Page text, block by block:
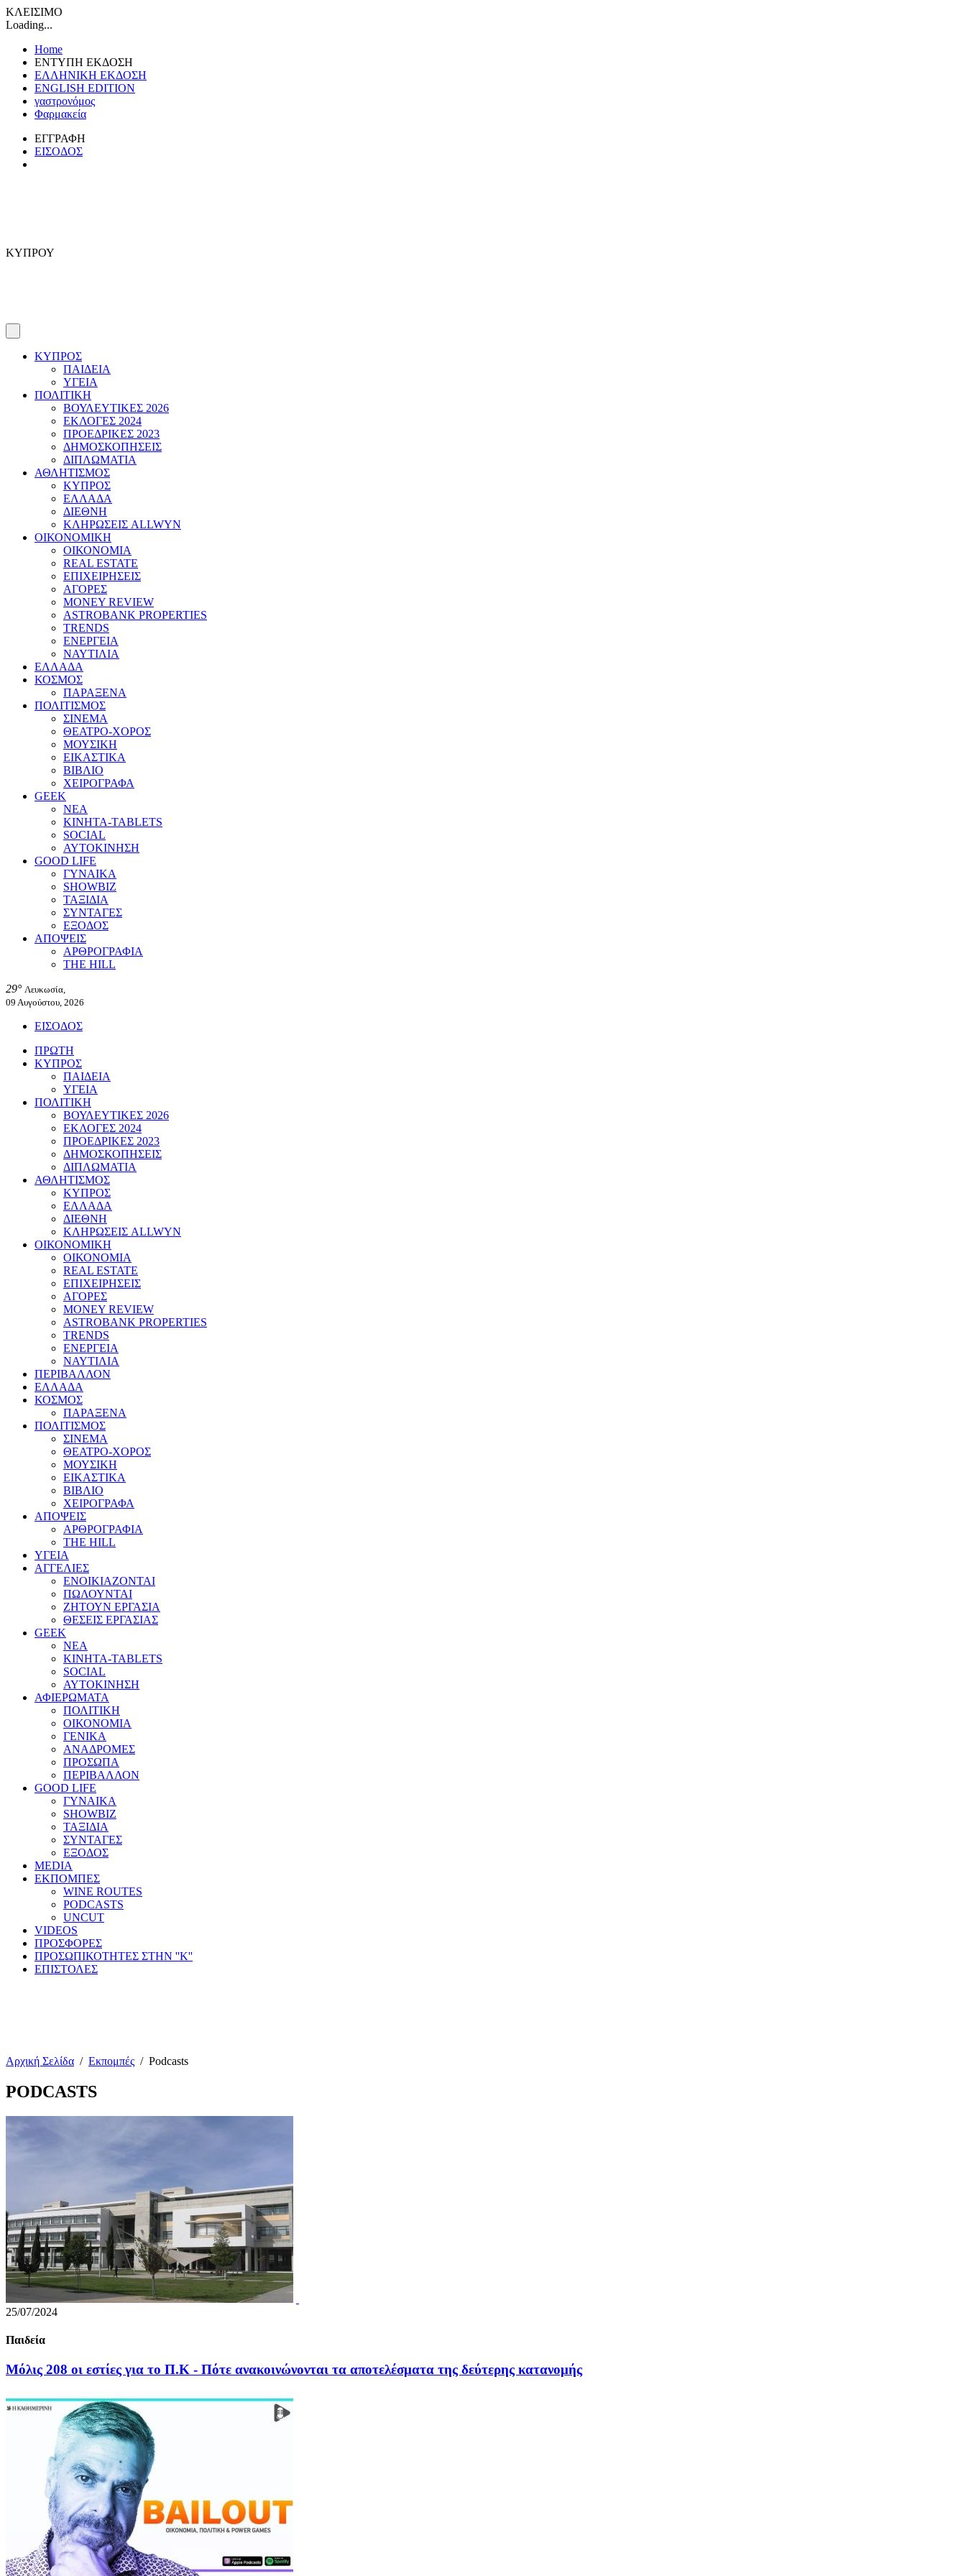
ΚΛΕΙΣΙΜΟ
Loading...
Home
ΕΝΤΥΠΗ ΕΚΔΟΣΗ
ΕΛΛΗΝΙΚΗ ΕΚΔΟΣΗ
ENGLISH EDITION
γαστρονόμος
Φαρμακεία
ΕΓΓΡΑΦΗ
ΕΙΣΟΔΟΣ
ΚΥΠΡΟΥ
ΚΥΠΡΟΣ
ΠΑΙΔΕΙΑ
ΥΓΕΙΑ
ΠΟΛΙΤΙΚΗ
ΒΟΥΛΕΥΤΙΚΕΣ 2026
ΕΚΛΟΓΕΣ 2024
ΠΡΟΕΔΡΙΚΕΣ 2023
ΔΗΜΟΣΚΟΠΗΣΕΙΣ
ΔΙΠΛΩΜΑΤΙΑ
ΑΘΛΗΤΙΣΜΟΣ
ΚΥΠΡΟΣ
ΕΛΛΑΔΑ
ΔΙΕΘΝΗ
ΚΛΗΡΩΣΕΙΣ ALLWYN
ΟΙΚΟΝΟΜΙΚΗ
ΟΙΚΟΝΟΜΙΑ
REAL ESTATE
ΕΠΙΧΕΙΡΗΣΕΙΣ
ΑΓΟΡΕΣ
MONEY REVIEW
ASTROBANK PROPERTIES
TRENDS
ΕΝΕΡΓΕΙΑ
ΝΑΥΤΙΛΙΑ
ΕΛΛΑΔΑ
ΚΟΣΜΟΣ
ΠΑΡΑΞΕΝΑ
ΠΟΛΙΤΙΣΜΟΣ
ΣΙΝΕΜΑ
ΘΕΑΤΡΟ-ΧΟΡΟΣ
ΜΟΥΣΙΚΗ
ΕΙΚΑΣΤΙΚΑ
ΒΙΒΛΙΟ
ΧΕΙΡΟΓΡΑΦΑ
GEEK
ΝΕΑ
ΚΙΝΗΤΑ-TABLETS
SOCIAL
ΑΥΤΟΚΙΝΗΣΗ
GOOD LIFE
ΓΥΝΑΙΚΑ
SHOWBIZ
ΤΑΞΙΔΙΑ
ΣΥΝΤΑΓΕΣ
ΕΞΟΔΟΣ
ΑΠΟΨΕΙΣ
ΑΡΘΡΟΓΡΑΦΙΑ
THE HILL
29° Λευκωσία,
09 Αυγούστου, 2026
ΕΙΣΟΔΟΣ
ΠΡΩΤΗ
ΚΥΠΡΟΣ
ΠΑΙΔΕΙΑ
ΥΓΕΙΑ
ΠΟΛΙΤΙΚΗ
ΒΟΥΛΕΥΤΙΚΕΣ 2026
ΕΚΛΟΓΕΣ 2024
ΠΡΟΕΔΡΙΚΕΣ 2023
ΔΗΜΟΣΚΟΠΗΣΕΙΣ
ΔΙΠΛΩΜΑΤΙΑ
ΑΘΛΗΤΙΣΜΟΣ
ΚΥΠΡΟΣ
ΕΛΛΑΔΑ
ΔΙΕΘΝΗ
ΚΛΗΡΩΣΕΙΣ ALLWYN
ΟΙΚΟΝΟΜΙΚΗ
ΟΙΚΟΝΟΜΙΑ
REAL ESTATE
ΕΠΙΧΕΙΡΗΣΕΙΣ
ΑΓΟΡΕΣ
MONEY REVIEW
ASTROBANK PROPERTIES
TRENDS
ΕΝΕΡΓΕΙΑ
ΝΑΥΤΙΛΙΑ
ΠΕΡΙΒΑΛΛΟΝ
ΕΛΛΑΔΑ
ΚΟΣΜΟΣ
ΠΑΡΑΞΕΝΑ
ΠΟΛΙΤΙΣΜΟΣ
ΣΙΝΕΜΑ
ΘΕΑΤΡΟ-ΧΟΡΟΣ
ΜΟΥΣΙΚΗ
ΕΙΚΑΣΤΙΚΑ
ΒΙΒΛΙΟ
ΧΕΙΡΟΓΡΑΦΑ
ΑΠΟΨΕΙΣ
ΑΡΘΡΟΓΡΑΦΙΑ
THE HILL
ΥΓΕΙΑ
ΑΓΓΕΛΙΕΣ
ΕΝΟΙΚΙΑΖΟΝΤΑΙ
ΠΩΛΟΥΝΤΑΙ
ΖΗΤΟΥΝ ΕΡΓΑΣΙΑ
ΘΕΣΕΙΣ ΕΡΓΑΣΙΑΣ
GEEK
ΝΕΑ
ΚΙΝΗΤΑ-TABLETS
SOCIAL
ΑΥΤΟΚΙΝΗΣΗ
ΑΦΙΕΡΩΜΑΤΑ
ΠΟΛΙΤΙΚΗ
ΟΙΚΟΝΟΜΙΑ
ΓΕΝΙΚΑ
ΑΝΑΔΡΟΜΕΣ
ΠΡΟΣΩΠΑ
ΠΕΡΙΒΑΛΛΟΝ
GOOD LIFE
ΓΥΝΑΙΚΑ
SHOWBIZ
ΤΑΞΙΔΙΑ
ΣΥΝΤΑΓΕΣ
ΕΞΟΔΟΣ
MEDIA
ΕΚΠΟΜΠΕΣ
WINE ROUTES
PODCASTS
UNCUT
VIDEOS
ΠΡΟΣΦΟΡΕΣ
ΠΡΟΣΩΠΙΚΟΤΗΤΕΣ ΣΤΗΝ ''Κ''
ΕΠΙΣΤΟΛΕΣ
Αρχική Σελίδα / Εκπομπές / Podcasts
PODCASTS
25/07/2024
Παιδεία
Μόλις 208 οι εστίες για το Π.Κ - Πότε ανακοινώνονται τα αποτελέσματα της δεύτερης κατανομής